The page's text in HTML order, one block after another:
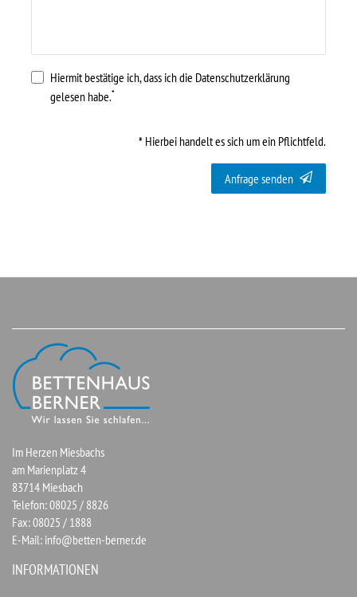
Hiermit bestätige ich, dass ich die Daten­schutz­erklärung
gelesen habe.*
* Hierbei handelt es sich um ein Pflichtfeld.
Anfrage senden
Im Herzen Miesbachs
am Marienplatz 4
83714 Miesbach
Telefon: 08025 / 8826
Fax: 08025 / 1888
E-Mail: info@betten-berner.de
INFORMATIONEN